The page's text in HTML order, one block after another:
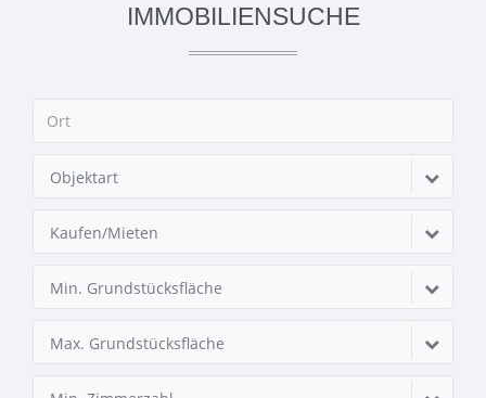
IMMOBILIENSUCHE
Objektart
Kaufen/Mieten
Min. Grundstücksfläche
Max. Grundstücksfläche